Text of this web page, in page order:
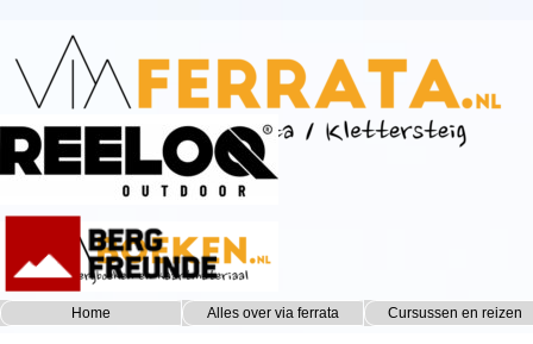
Home Alles over via ferrata ▼
Cursussen en reizen